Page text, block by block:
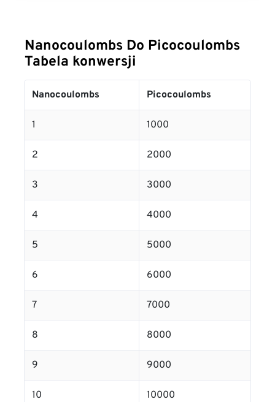
Nanocoulombs Do Picocoulombs
Tabela konwersji
Nanocoulombs Picocoulombs
1 1000
2 2000
3 3000
4 4000
5 5000
6 6000
7 7000
8 8000
9 9000
10 10000